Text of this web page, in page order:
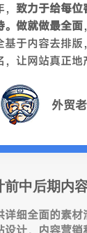
致力于给每
。做就做最全面
基于内容去排版
，让网站真正地
外贸
前中后期内
详细全面的素